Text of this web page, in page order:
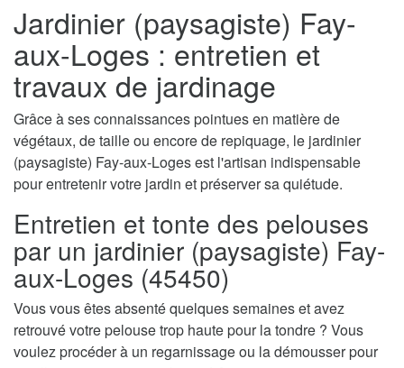
Jardinier (paysagiste) Fay-
aux-Loges : entretien et
travaux de jardinage
Grâce à ses connaissances pointues en matière de
végétaux, de taille ou encore de repiquage, le jardinier
(paysagiste) Fay-aux-Loges est l'artisan indispensable
pour entretenir votre jardin et préserver sa quiétude.
Entretien et tonte des pelouses
par un jardinier (paysagiste) Fay-
aux-Loges (45450)
Vous vous êtes absenté quelques semaines et avez
retrouvé votre pelouse trop haute pour la tondre ? Vous
voulez procéder à un regarnissage ou la démousser pour